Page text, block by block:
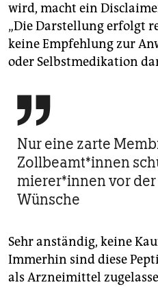
wird, macht ein
„Die Darstellung erfolgt
keine Empfehlung zur
oder Selbstmedikation

Nur eine zarte
Zoll­be­am­t*in­nen
mie­re­r*in­nen vor
Wünsche
Sehr anständig, keine
Immerhin sind diese
als Arzneimittel